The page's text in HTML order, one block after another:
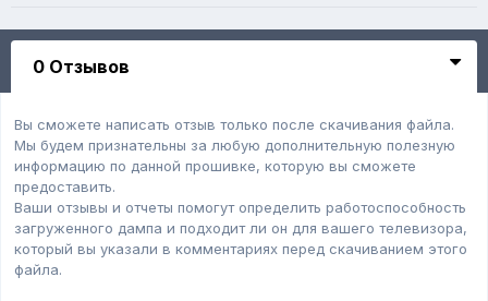
0 Отзывов
Вы сможете написать отзыв только после скачивания файла.
Мы будем признательны за любую дополнительную полезную
информацию по данной прошивке, которую вы сможете
предоставить.
Ваши отзывы и отчеты помогут определить работоспособность
загруженного дампa и подходит ли он для вашего телевизора,
который вы указали в комментариях перед скачиванием этого
файла.